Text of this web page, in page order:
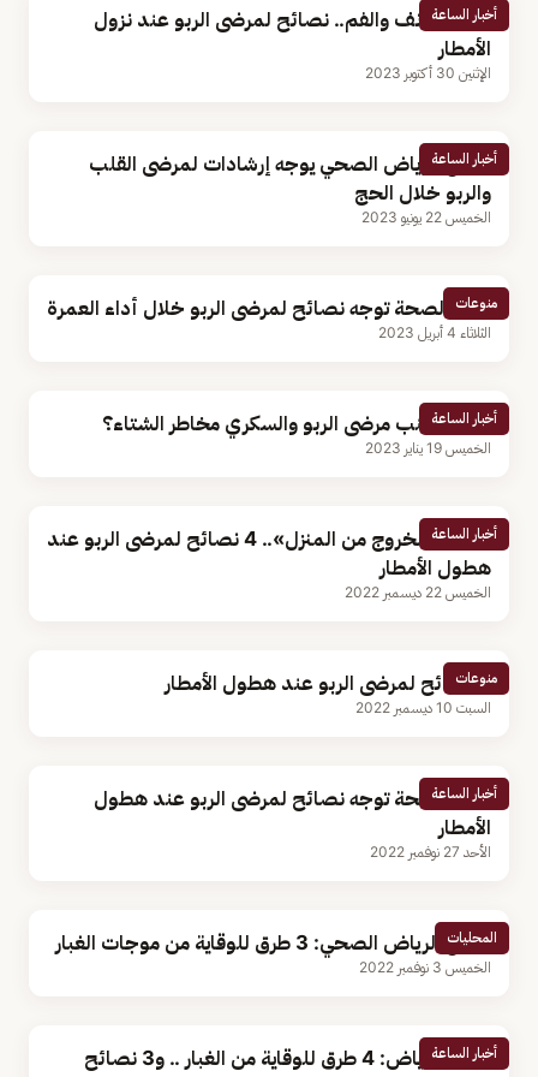
أخبار الساعة
تغطية الأنف والفم.. نصائح لمرضى الربو عند نزول
الأمطار
الإثنين 30 أكتوبر 2023
أخبار الساعة
تجمع الرياض الصحي يوجه إرشادات لمرضى القلب
والربو خلال الحج
الخميس 22 يونيو 2023
منوعات
وزارة الصحة توجه نصائح لمرضى الربو خلال أداء العمرة
الثلاثاء 4 أبريل 2023
أخبار الساعة
كيف يتجنب مرضى الربو والسكري مخاطر الشتاء؟
الخميس 19 يناير 2023
أخبار الساعة
«تجنب الخروج من المنزل».. 4 نصائح لمرضى الربو عند
هطول الأمطار
الخميس 22 ديسمبر 2022
منوعات
4 نصائح لمرضى الربو عند هطول الأمطار
السبت 10 ديسمبر 2022
أخبار الساعة
وزارة الصحة توجه نصائح لمرضى الربو عند هطول
الأمطار
الأحد 27 نوفمبر 2022
المحليات
تجمع الرياض الصحي: 3 طرق للوقاية من موجات الغبار
الخميس 3 نوفمبر 2022
أخبار الساعة
صحة الرياض: 4 طرق للوقاية من الغبار .. و3 نصائح